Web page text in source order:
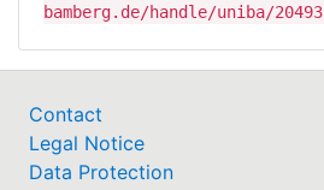
bamberg.de/handle/uniba/20493
Contact
Legal Notice
Data Protection